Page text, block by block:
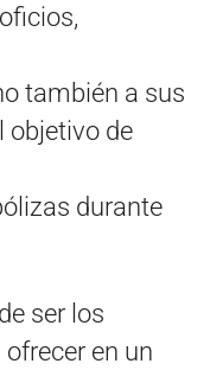
también a sus
objetivo de
durante
ser los
en un